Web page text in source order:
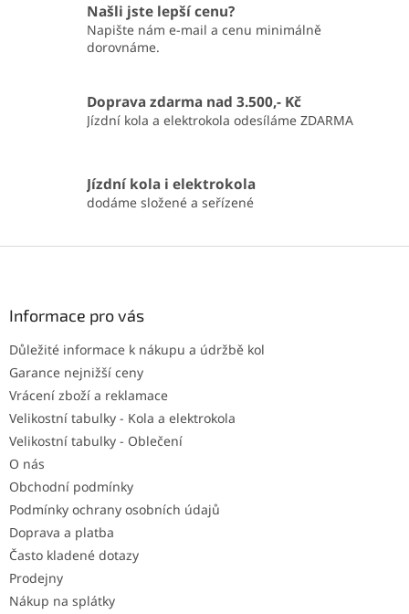
Našli jste lepší cenu?
Napište nám e-mail a cenu minimálně
dorovnáme.
Doprava zdarma nad 3.500,- Kč
Jízdní kola a elektrokola odesíláme ZDARMA
Jízdní kola i elektrokola
dodáme složené a seřízené
Informace pro vás
Důležité informace k nákupu a údržbě kol
Garance nejnižší ceny
Vrácení zboží a reklamace
Velikostní tabulky - Kola a elektrokola
Velikostní tabulky - Oblečení
O nás
Obchodní podmínky
Podmínky ochrany osobních údajů
Doprava a platba
Často kladené dotazy
Prodejny
Nákup na splátky